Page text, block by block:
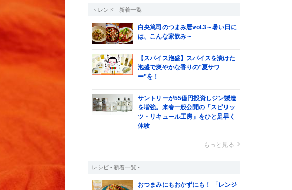
トレンド - 新着一覧 -
白央篤司のつまみ暦vol.3～暑い日に
は、こんな家飲み～
【スパイス泡盛】スパイスを漬けた
泡盛で爽やかな香りの‟夏サワ
ー”を！
サントリーが55億円投資しジン製造
を増強。来春一般公開の「スピリッ
ツ・リキュール工房」をひと足早く
体験
もっと見る
レシピ - 新着一覧 -
おつまみにもおかずにも！ 「レンジ